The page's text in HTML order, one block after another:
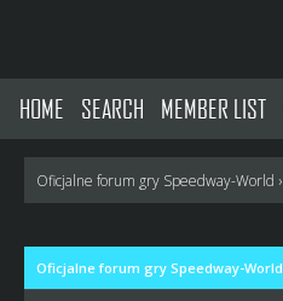
HOME SEARCH MEMBER LIST
Oficjalne forum gry Speedway-World ›
Oficjalne forum gry Speedway-World